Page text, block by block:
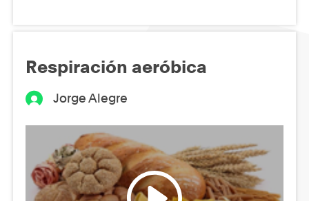
Respiración aeróbica
Jorge Alegre